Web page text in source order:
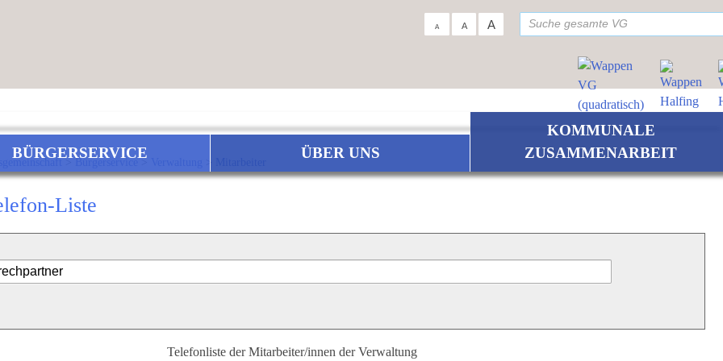
A A A
BÜRGERSERVICE ÜBER UNS
KOMMUNALE
ZUSAMMENARBEIT
>Bürgerservice>
Liste
Telefonliste der Mitarbeiter/innen der Verwaltung